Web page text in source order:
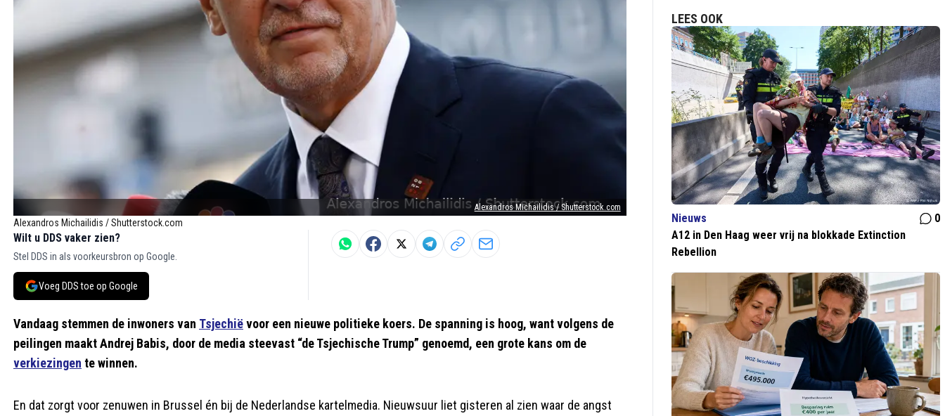
Alexandros Michailidis / Shutterstock.com
Alexandros Michailidis / Shutterstock.com
Wilt u DDS vaker zien?
Stel DDS in als voorkeursbron op Google.
Voeg DDS toe op Google
Vandaag stemmen de inwoners van Tsjechiëvoor een nieuwe politieke koers. De spanning is hoog, want volgens de
peilingen maakt Andrej Babis, door de media steevast “de Tsjechische Trump” genoemd, een grote kans om de
verkiezingen te winnen.
En dat zorgt voor zenuwen in Brussel én bij de Nederlandse kartelmedia. Nieuwsuur liet gisteren al zien waar de angst
LEES OOK
Nieuws
0
A12 in Den Haag weer vrij na blokkade Extinction
Rebellion